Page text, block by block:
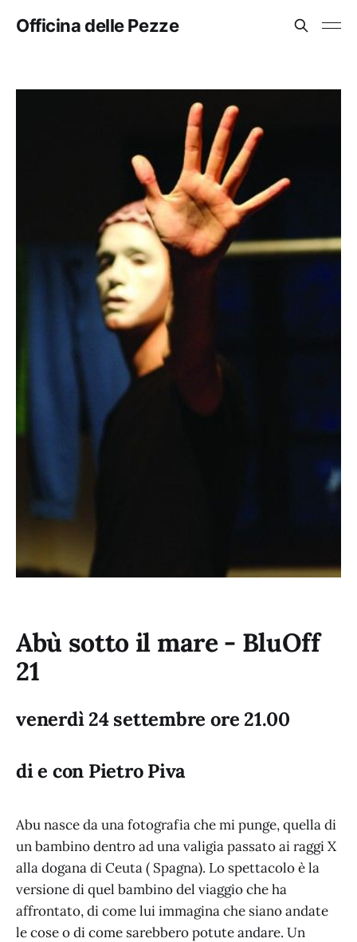
Officina delle Pezze
Abù sotto il mare - BluOff
21
venerdì 24 settembre ore 21.00
di e con Pietro Piva
Abu nasce da una fotografia che mi punge, quella di
un bambino dentro ad una valigia passato ai raggi X
alla dogana di Ceuta ( Spagna). Lo spettacolo è la
versione di quel bambino del viaggio che ha
affrontato, di come lui immagina che siano andate
le cose o di come sarebbero potute andare. Un